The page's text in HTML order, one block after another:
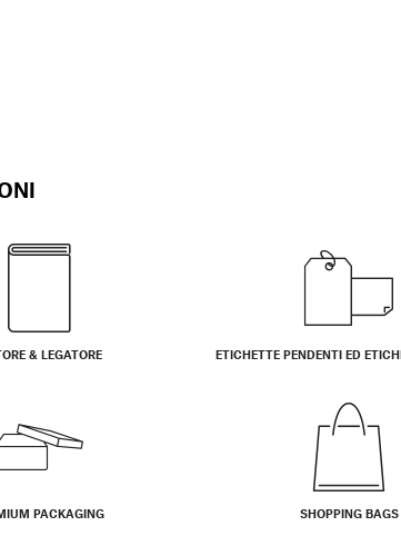
& LEGATORE ETICHETTE PENDENTI ED
PACKAGING SHOPPING BAGS